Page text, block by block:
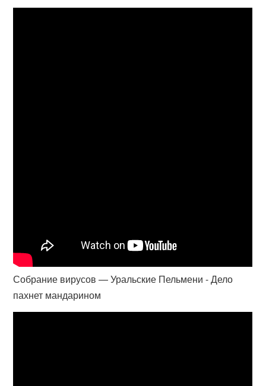
Собрание вирусов — Уральские Пельмени - Дело
пахнет мандарином